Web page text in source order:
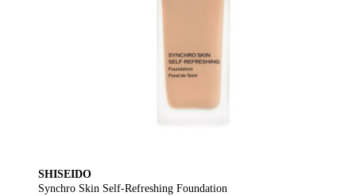
SHISEIDO
Synchro Skin Self-Refreshing Foundation